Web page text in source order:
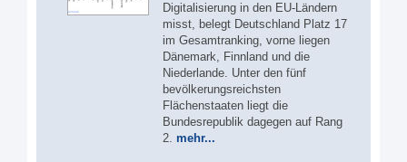
Digitalisierung in den EU-Ländern
misst, belegt Deutschland Platz 17
im Gesamtranking, vorne liegen
Dänemark, Finnland und die
Niederlande. Unter den fünf
bevölkerungsreichsten
Flächenstaaten liegt die
Bundesrepublik dagegen auf Rang
2. mehr...